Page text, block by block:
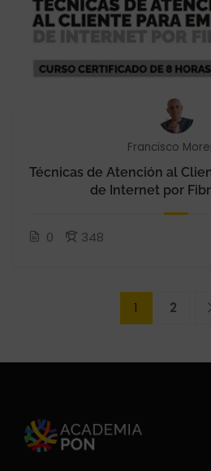
Francisco
Técnicas de Atención al
de Internet por
0 348
1 2